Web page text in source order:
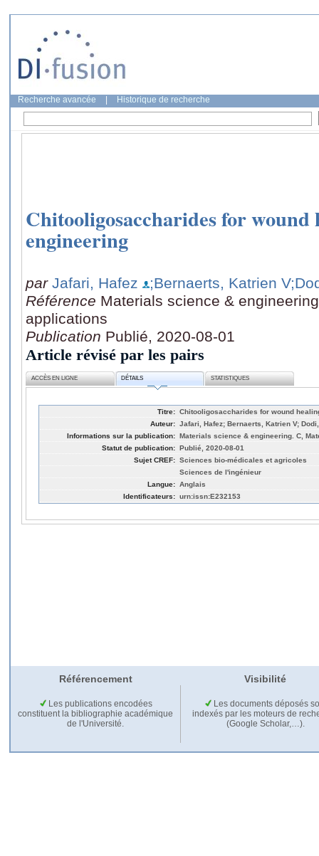
Recherche avancée Historique de recherche
Chitooligosaccharides for
engineering
par Jafari, Hafez ;Bernaerts, Katrien V
Référence Materials science &
applications
Publication Publié, 2020-08-01
Article révisé par les pairs
ACCÈS EN LIGNE DÉTAILS STATISTIQUES
Titre: Chitooligosaccharides for wound
Auteur: Jafari, Hafez; Bernaerts, Katrien V;
Informations sur la publication: Materials science & engineering. C,
Statut de publication: Publié, 2020-08-01
Sujet CREF: Sciences bio-médicales et agricoles
Sciences de l'ingénieur
Langue: Anglais
Identificateurs: urn:issn:E232153
Référencement Visibilité
Les publications encodées
constituent la bibliographie académique
de l'Université.
Les documents déposés
indexés par les moteurs de
(Google Scholar,…).